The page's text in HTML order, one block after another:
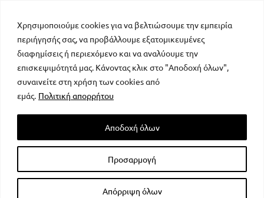
Χρησιμοποιούμε cookies για να βελτιώσουμε την εμπειρία
περιήγησής σας, να προβάλλουμε εξατομικευμένες
διαφημίσεις ή περιεχόμενο και να αναλύουμε την
επισκεψιμότητά μας. Κάνοντας κλικ στο "Αποδοχή όλων",
συναινείτε στη χρήση των cookies από
εμάς. Πολιτική απορρήτου
Προσαρμογή
Απόρριψη όλων
Αποδοχή όλων
μοναδικός αριθμός Μ.Η.Τ. 232223
All rights reserved – Powered by